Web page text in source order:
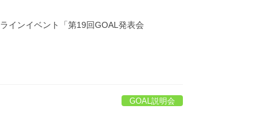
インイベント「第19回GOAL発表会
GOAL説明会